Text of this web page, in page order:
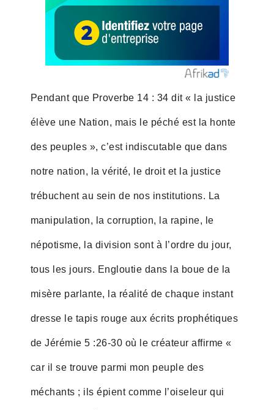
Pendant que Proverbe 14 : 34 dit « la justice
élève une Nation, mais le péché est la honte
des peuples », c’est indiscutable que dans
notre nation, la vérité, le droit et la justice
trébuchent au sein de nos institutions. La
manipulation, la corruption, la rapine, le
népotisme, la division sont à l’ordre du jour,
tous les jours. Engloutie dans la boue de la
misère parlante, la réalité de chaque instant
dresse le tapis rouge aux écrits prophétiques
de Jérémie 5 :26-30 où le créateur affirme «
car il se trouve parmi mon peuple des
méchants ; ils épient comme l’oiseleur qui